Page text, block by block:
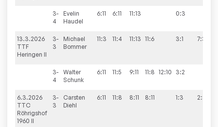
3-
4
Evelin
Haudel
6:11 6:11 11:13 0:3
13.3.2026
TTF
Heringen II
3-
3
Michael
Bommer
11:3 11:4 11:13 11:6 3:1 7:3
3-
4
Walter
Schunk
6:11 11:5 9:11 11:8 12:10 3:2
6.3.2026
TTC
Röhrigshof
1960 II
3-
3
Carsten
Diehl
6:11 11:8 8:11 8:11 1:3 2:8